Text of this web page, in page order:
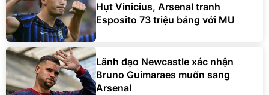
Hụt Vinicius, Arsenal tranh
Esposito 73 triệu bảng với MU
Lãnh đạo Newcastle xác nhận
Bruno Guimaraes muốn sang
Arsenal